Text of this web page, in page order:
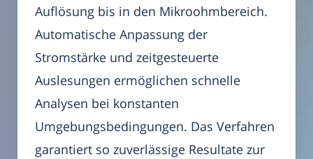
Auflösung bis in den Mikroohmbereich.
Automatische Anpassung der
Stromstärke und zeitgesteuerte
Auslesungen ermöglichen schnelle
Analysen bei konstanten
Umgebungsbedingungen. Das Verfahren
garantiert so zuverlässige Resultate zur